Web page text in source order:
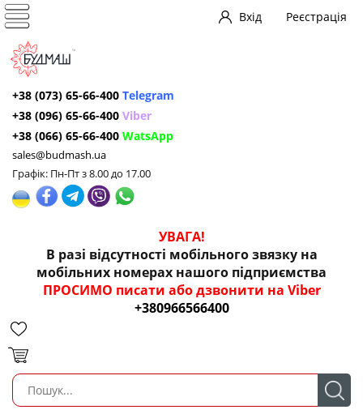
Вхід Реєстрація
+38 (073) 65-66-400 Telegram
+38 (096) 65-66-400 Viber
+38 (066) 65-66-400 WatsApp
sales@budmash.ua
Графік: Пн-Пт з 8.00 до 17.00
УВАГА!
В разі відсутності мобільного звязку на
мобільних номерах нашого підприємства
ПРОСИМО писати або дзвонити на Viber
+380966566400